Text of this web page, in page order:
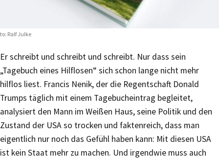
Ralf Julke
Er schreibt und schreibt und schreibt. Nur dass sein
„Tagebuch eines Hilflosen“ sich schon lange nicht mehr
hilflos liest. Francis Nenik, der die Regentschaft Donald
Trumps täglich mit einem Tagebucheintrag begleitet,
analysiert den Mann im Weißen Haus, seine Politik und den
Zustand der USA so trocken und faktenreich, dass man
eigentlich nur noch das Gefühl haben kann: Mit diesen USA
ist kein Staat mehr zu machen. Und irgendwie muss auch